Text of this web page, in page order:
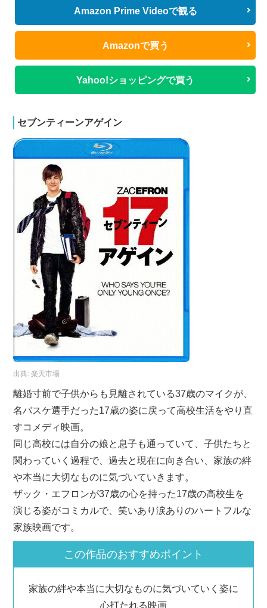
Amazon Prime Videoで観る
Amazonで買う
Yahoo!ショッピングで買う
セブンティーンアゲイン
出典:楽天市場
離婚寸前で子供からも見離されている37歳のマイクが、
名バスケ選手だった17歳の姿に戻って高校生活をやり直
すコメディ映画。
同じ高校には自分の娘と息子も通っていて、子供たちと
関わっていく過程で、過去と現在に向き合い、家族の絆
や本当に大切なものに気づいていきます。
ザック・エフロンが37歳の心を持った17歳の高校生を
演じる姿がコミカルで、笑いあり涙ありのハートフルな
家族映画です。
この作品のおすすめポイント
家族の絆や本当に大切なものに気づいていく姿に
心打たれる映画